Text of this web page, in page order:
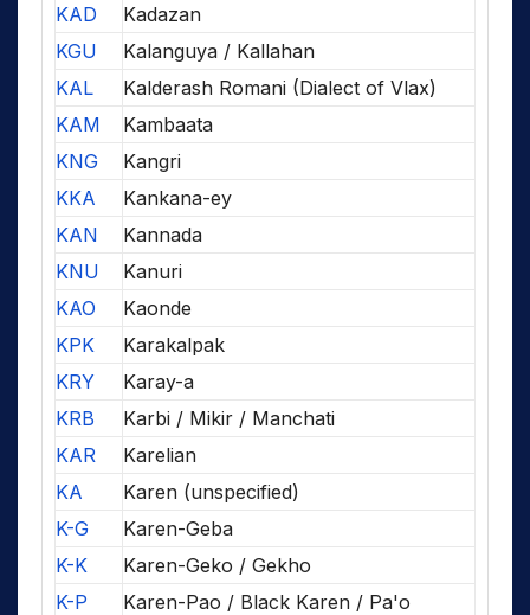
KAD
Kadazan
KGU
Kalanguya / Kallahan
KAL
Kalderash Romani (Dialect of Vlax)
KAM
Kambaata
KNG
Kangri
KKA
Kankana-ey
KAN
Kannada
KNU
Kanuri
KAO
Kaonde
KPK
Karakalpak
KRY
Karay-a
KRB
Karbi / Mikir / Manchati
KAR
Karelian
KA
Karen (unspecified)
K-G
Karen-Geba
K-K
Karen-Geko / Gekho
K-P
Karen-Pao / Black Karen / Pa'o